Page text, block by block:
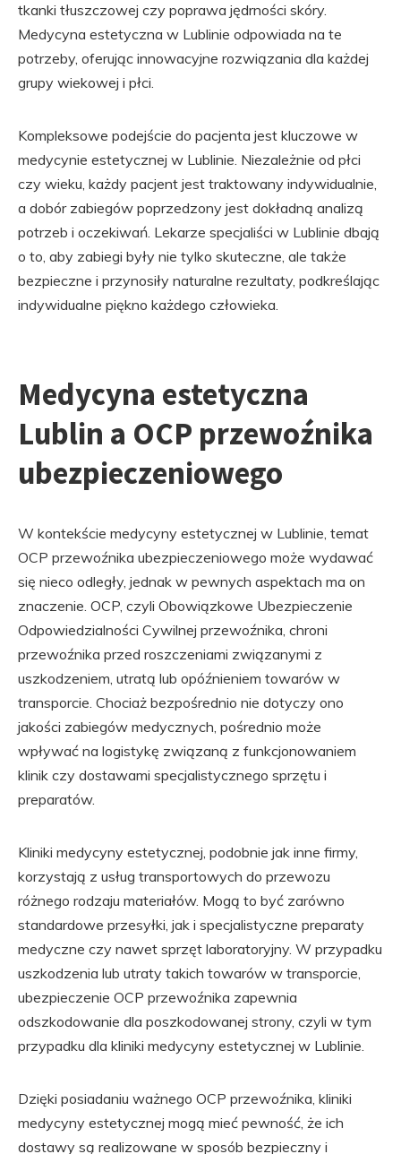
tkanki tłuszczowej czy poprawa jędrności skóry.
Medycyna estetyczna w Lublinie odpowiada na te
potrzeby, oferując innowacyjne rozwiązania dla każdej
grupy wiekowej i płci.
Kompleksowe podejście do pacjenta jest kluczowe w
medycynie estetycznej w Lublinie. Niezależnie od płci
czy wieku, każdy pacjent jest traktowany indywidualnie,
a dobór zabiegów poprzedzony jest dokładną analizą
potrzeb i oczekiwań. Lekarze specjaliści w Lublinie dbają
o to, aby zabiegi były nie tylko skuteczne, ale także
bezpieczne i przynosiły naturalne rezultaty, podkreślając
indywidualne piękno każdego człowieka.
Medycyna estetyczna
Lublin a OCP przewoźnika
ubezpieczeniowego
W kontekście medycyny estetycznej w Lublinie, temat
OCP przewoźnika ubezpieczeniowego może wydawać
się nieco odległy, jednak w pewnych aspektach ma on
znaczenie. OCP, czyli Obowiązkowe Ubezpieczenie
Odpowiedzialności Cywilnej przewoźnika, chroni
przewoźnika przed roszczeniami związanymi z
uszkodzeniem, utratą lub opóźnieniem towarów w
transporcie. Chociaż bezpośrednio nie dotyczy ono
jakości zabiegów medycznych, pośrednio może
wpływać na logistykę związaną z funkcjonowaniem
klinik czy dostawami specjalistycznego sprzętu i
preparatów.
Kliniki medycyny estetycznej, podobnie jak inne firmy,
korzystają z usług transportowych do przewozu
różnego rodzaju materiałów. Mogą to być zarówno
standardowe przesyłki, jak i specjalistyczne preparaty
medyczne czy nawet sprzęt laboratoryjny. W przypadku
uszkodzenia lub utraty takich towarów w transporcie,
ubezpieczenie OCP przewoźnika zapewnia
odszkodowanie dla poszkodowanej strony, czyli w tym
przypadku dla kliniki medycyny estetycznej w Lublinie.
Dzięki posiadaniu ważnego OCP przewoźnika, kliniki
medycyny estetycznej mogą mieć pewność, że ich
dostawy są realizowane w sposób bezpieczny i